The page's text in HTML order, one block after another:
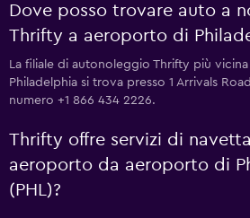
Dove posso trovare auto a
Thrifty a aeroporto di
La filiale di autonoleggio Thrifty più
Philadelphia si trova presso 1 Arrivals
numero +1 866 434 2226.
Thrifty offre servizi di
aeroporto da aeroporto di
(PHL)?